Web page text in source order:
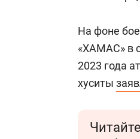
На фоне
«ХАМАС» в
2023 года
хуситы